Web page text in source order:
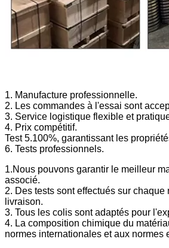
1. Manufacture professionnelle.
2. Les commandes à l'essai sont
3. Service logistique flexible et
4. Prix compétitif.
Test 5.100%, garantissant les
6. Tests professionnels.
1.Nous pouvons garantir le meilleur
associé.
2. Des tests sont effectués sur chaque
livraison.
3. Tous les colis sont adaptés pour
4. La composition chimique du
normes internationales et aux normes